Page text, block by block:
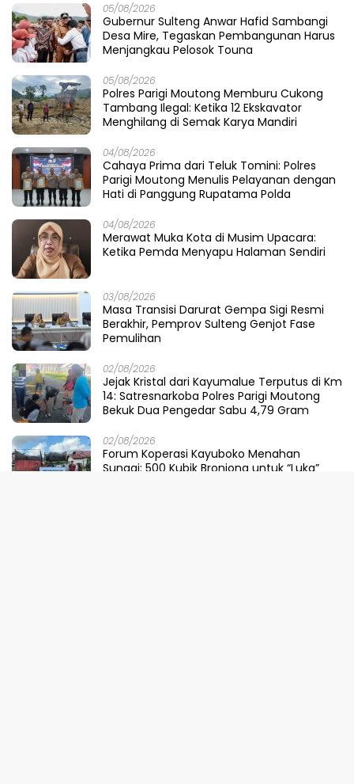
05/08/2026
Gubernur Sulteng Anwar Hafid Sambangi
Desa Mire, Tegaskan Pembangunan Harus
Menjangkau Pelosok Touna
05/08/2026
Polres Parigi Moutong Memburu Cukong
Tambang Ilegal: Ketika 12 Ekskavator
Menghilang di Semak Karya Mandiri
04/08/2026
Cahaya Prima dari Teluk Tomini: Polres
Parigi Moutong Menulis Pelayanan dengan
Hati di Panggung Rupatama Polda
04/08/2026
Merawat Muka Kota di Musim Upacara:
Ketika Pemda Menyapu Halaman Sendiri
03/08/2026
Masa Transisi Darurat Gempa Sigi Resmi
Berakhir, Pemprov Sulteng Genjot Fase
Pemulihan
02/08/2026
Jejak Kristal dari Kayumalue Terputus di Km
14: Satresnarkoba Polres Parigi Moutong
Bekuk Dua Pengedar Sabu 4,79 Gram
02/08/2026
Forum Koperasi Kayuboko Menahan
Sungai: 500 Kubik Bronjong untuk “Luka”